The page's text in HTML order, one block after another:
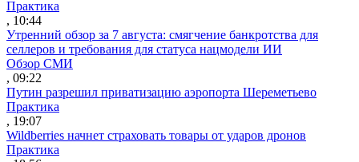
Практика
, 10:44
Утренний обзор за 7 августа: смягчение банкротства для
селлеров и требования для статуса нацмодели ИИ
Обзор СМИ
, 09:22
Путин разрешил приватизацию аэропорта Шереметьево
Практика
, 19:07
Wildberries начнет страховать товары от ударов дронов
Практика